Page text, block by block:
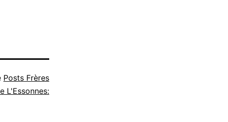
Posts Frères
L'Essonnes: